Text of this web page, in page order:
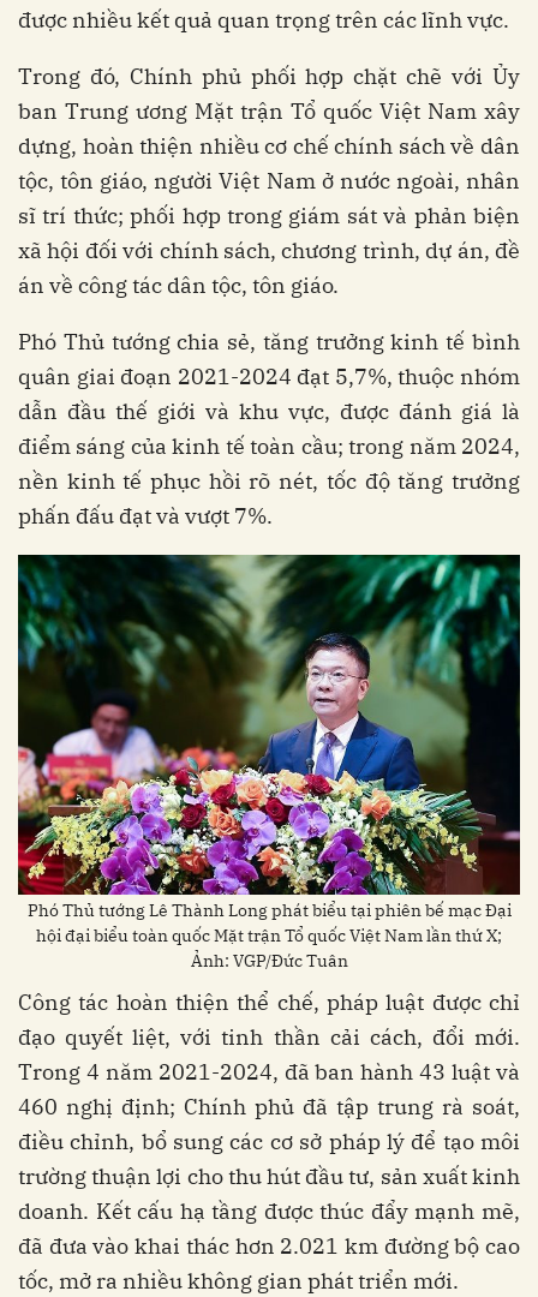
được nhiều kết quả quan trọng trên các lĩnh vực.
Trong đó, Chính phủ phối hợp chặt chẽ với Ủy
ban Trung ương Mặt trận Tổ quốc Việt Nam xây
dựng, hoàn thiện nhiều cơ chế chính sách về dân
tộc, tôn giáo, người Việt Nam ở nước ngoài, nhân
sĩ trí thức; phối hợp trong giám sát và phản biện
xã hội đối với chính sách, chương trình, dự án, đề
án về công tác dân tộc, tôn giáo.
Phó Thủ tướng chia sẻ, tăng trưởng kinh tế bình
quân giai đoạn 2021-2024 đạt 5,7%, thuộc nhóm
dẫn đầu thế giới và khu vực, được đánh giá là
điểm sáng của kinh tế toàn cầu; trong năm 2024,
nền kinh tế phục hồi rõ nét, tốc độ tăng trưởng
phấn đấu đạt và vượt 7%.
Phó Thủ tướng Lê Thành Long phát biểu tại phiên bế mạc Đại
hội đại biểu toàn quốc Mặt trận Tổ quốc Việt Nam lần thứ X;
Ảnh: VGP/Đức Tuân
Công tác hoàn thiện thể chế, pháp luật được chỉ
đạo quyết liệt, với tinh thần cải cách, đổi mới.
Trong 4 năm 2021-2024, đã ban hành 43 luật và
460 nghị định; Chính phủ đã tập trung rà soát,
điều chỉnh, bổ sung các cơ sở pháp lý để tạo môi
trường thuận lợi cho thu hút đầu tư, sản xuất kinh
doanh. Kết cấu hạ tầng được thúc đẩy mạnh mẽ,
đã đưa vào khai thác hơn 2.021 km đường bộ cao
tốc, mở ra nhiều không gian phát triển mới.